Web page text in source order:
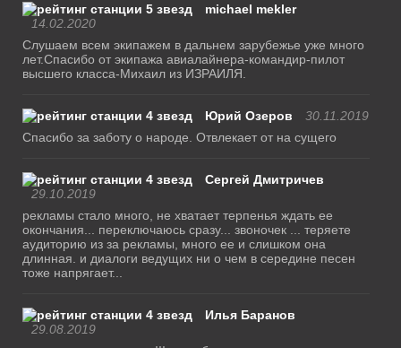
michael mekler
14.02.2020
Слушаем всем экипажем в дальнем зарубежье уже много
лет.Спасибо от экипажа авиалайнера-командир-пилот
высшего класса-Михаил из ИЗРАИЛЯ.
Юрий Озеров
30.11.2019
Спасибо за заботу о народе. Отвлекает от на сущего
Сергей Дмитричев
29.10.2019
рекламы стало много, не хватает терпенья ждать ее
окончания... переключаюсь сразу... звоночек ... теряете
аудиторию из за рекламы, много ее и слишком она
длинная. и диалоги ведущих ни о чем в середине песен
тоже напрягает...
Илья Баранов
29.08.2019